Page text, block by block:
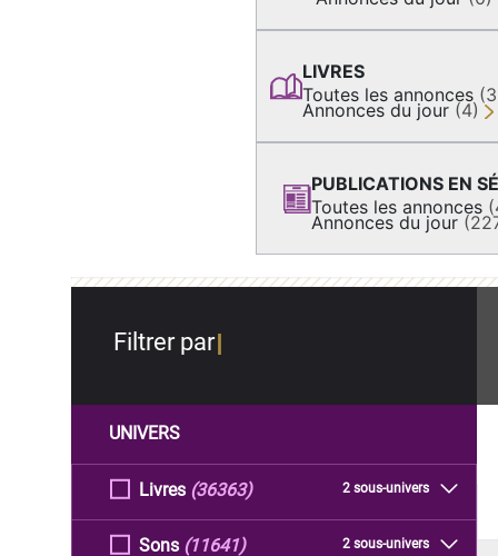
LIVRES
Toutes les annonces
Annonces du jour (4)
PUBLICATIONS EN
Toutes les annonces
Annonces du jour
Filtrer par
UNIVERS
Livres 2 sous-univers
(36363)
Sons 2 sous-univers
(11641)